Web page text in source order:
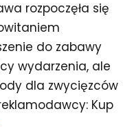
rozpoczęła się
do zabawy
wydarzenia, ale
dla zwycięzców
Kup